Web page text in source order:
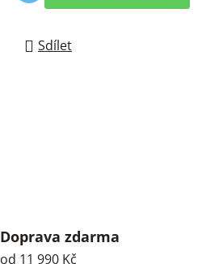
Sdílet
Doprava zdarma
od 11 990 Kč